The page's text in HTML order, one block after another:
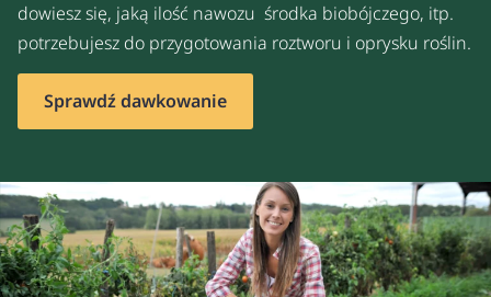
dowiesz się, jaką ilość nawozu środka biobójczego, itp.
potrzebujesz do przygotowania roztworu i oprysku roślin.
Sprawdź dawkowanie